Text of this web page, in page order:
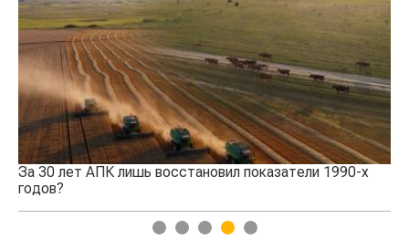
За 30 лет АПК лишь восстановил показатели 1990-х
годов?
1 2 3 4 5